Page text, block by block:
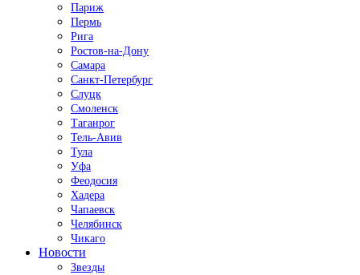
Париж
Пермь
Рига
Ростов-на-Дону
Самара
Санкт-Петербург
Слуцк
Смоленск
Таганрог
Тель-Авив
Тула
Уфа
Феодосия
Хадера
Чапаевск
Челябинск
Чикаго
Новости
Звезды